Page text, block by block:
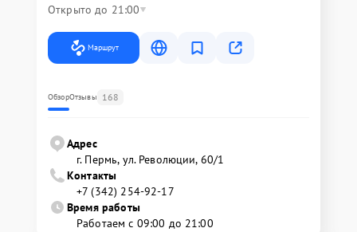
Открыто до 21:00
Маршрут
ОбзорОтзывы 168
Адрес
г. Пермь, ул. ​Революции, 60/1
Контакты
+7 (342) 254-92-17
Время работы
Работаем с 09:00 до 21:00